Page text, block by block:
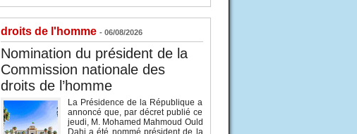
droits de l'homme - 06/08/2026
Nomination du président de la
Commission nationale des
droits de l’homme
La Présidence de la République a
annoncé que, par décret publié ce
jeudi, M. Mohamed Mahmoud Ould
Dahi a été nommé président de la